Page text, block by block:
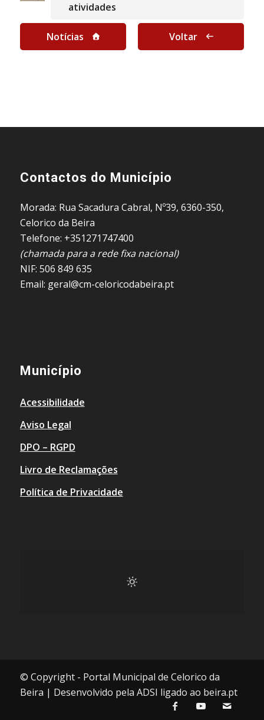
atividades
Notícias Voltar
Contactos do Município
Morada: Rua Sacadura Cabral, Nº39, 6360-350,
Celorico da Beira
Telefone: +351271747400
(chamada para a rede fixa nacional)
NIF: 506 849 635
Email: geral@cm-celoricodabeira.pt
Município
Acessibilidade
Aviso Legal
DPO – RGPD
Livro de Reclamações
Política de Privacidade
© Copyright - Portal Municipal de Celorico da
Beira | Desenvolvido pela ADSI ligado ao beira.pt